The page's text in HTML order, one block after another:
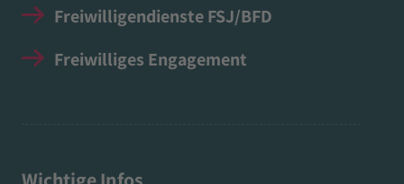
Freiwilligendienste FSJ/BFD
Freiwilliges Engagement